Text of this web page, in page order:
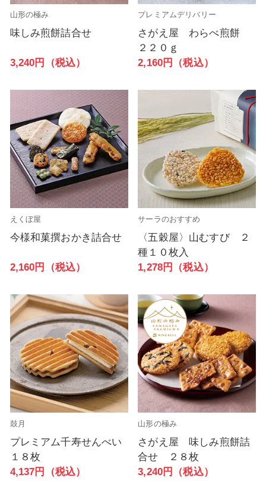
山形の極み
味しみ煎餅詰合せ
3,240円（税込）
プレミアムデリバリー
さがえ屋 わらべ煎餅
２２０ｇ
2,160円（税込）
えくぼ屋
今様和菓撰おかき詰合せ
2,160円（税込）
サーラのおすすめ
〈五穀屋〉山むすび ２
種１０枚入
1,278円（税込）
鼓月
プレミアム千寿せんべい
１８枚
4,137円（税込）
山形の極み
さがえ屋 味しみ煎餅詰
合せ ２８枚
3,240円（税込）